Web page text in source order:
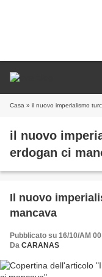
Casa » il nuovo imperialismo
il nuovo
erdogan ci
Il nuovo
mancava
Pubblicato su 16/10/AM
Da CARANAS